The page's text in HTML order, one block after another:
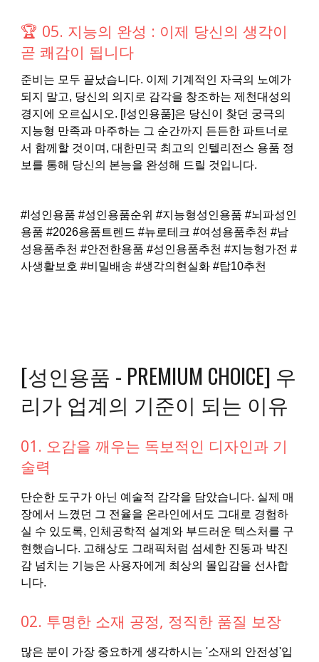
🏆 05. 지능의 완성 : 이제 당신의 생각이
곧 쾌감이 됩니다
준비는 모두 끝났습니다. 이제 기계적인 자극의 노예가
되지 말고, 당신의 의지로 감각을 창조하는 제천대성의
경지에 오르십시오. [I성인용품]은 당신이 찾던 궁극의
지능형 만족과 마주하는 그 순간까지 든든한 파트너로
서 함께할 것이며, 대한민국 최고의 인텔리전스 용품 정
보를 통해 당신의 본능을 완성해 드릴 것입니다.
#I성인용품 #성인용품순위 #지능형성인용품 #뇌파성인
용품 #2026용품트렌드 #뉴로테크 #여성용품추천 #남
성용품추천 #안전한용품 #성인용품추천 #지능형가전 #
사생활보호 #비밀배송 #생각의현실화 #탑10추천
[성인용품 - PREMIUM CHOICE] 우
리가 업계의 기준이 되는 이유
01. 오감을 깨우는 독보적인 디자인과 기
술력
단순한 도구가 아닌 예술적 감각을 담았습니다. 실제 매
장에서 느꼈던 그 전율을 온라인에서도 그대로 경험하
실 수 있도록, 인체공학적 설계와 부드러운 텍스처를 구
현했습니다. 고해상도 그래픽처럼 섬세한 진동과 박진
감 넘치는 기능은 사용자에게 최상의 몰입감을 선사합
니다.
02. 투명한 소재 공정, 정직한 품질 보장
많은 분이 가장 중요하게 생각하시는 '소재의 안전성'입